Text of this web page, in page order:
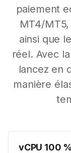
paiement
MT4/
ainsi que
réel. Avec
lancez en
manière
vCPU 100